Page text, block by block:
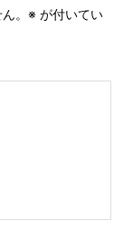
。 ※ が付いてい